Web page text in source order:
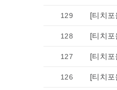
129 [티치포
128 [티치
127 [티치
126 [티치